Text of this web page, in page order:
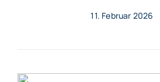
11. Februar 2026